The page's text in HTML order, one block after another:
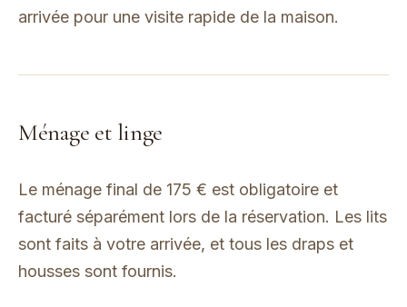
arrivée pour une visite rapide de la maison.
Ménage et linge
Le ménage final de 175 € est obligatoire et
facturé séparément lors de la réservation. Les lits
sont faits à votre arrivée, et tous les draps et
housses sont fournis.